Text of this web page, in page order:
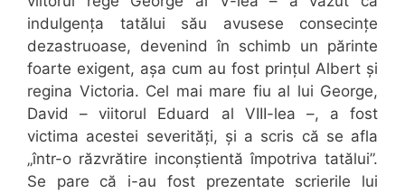
indulgența tatălui său avusese consecințe
dezastruoase, devenind în schimb un părinte
foarte exigent, așa cum au fost prințul Albert și
regina Victoria. Cel mai mare fiu al lui George,
David – viitorul Eduard al VIII-lea –, a fost
victima acestei severități, și a scris că se afla
„într-o răzvrătire inconștientă împotriva tatălui”.
Se pare că i-au fost prezentate scrierile lui